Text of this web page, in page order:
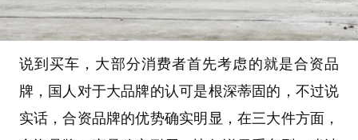
说到买车，大部分消费者首先考虑的就是合资品
牌，国人对于大品牌的认可是根深蒂固的，不过说
实话，合资品牌的优势确实明显，在三大件方面，